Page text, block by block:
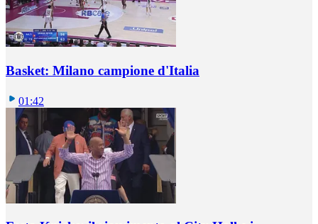
Basket: Milano campione d'Italia
01:42